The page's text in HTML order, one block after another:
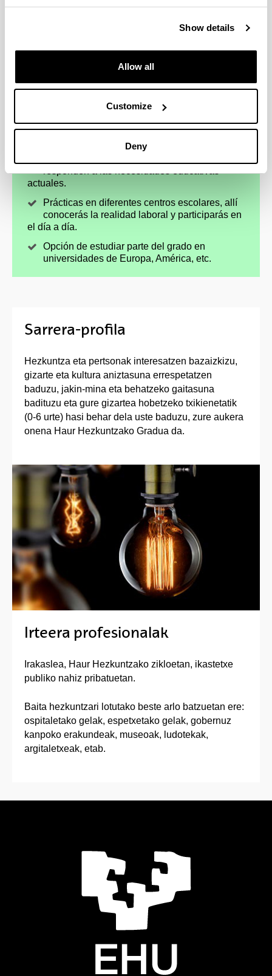
Show details
Allow all
Customize
Deny
4 razones para elegir este grado
tecnología, educación física, expresión plástica
responden a las necesidades educativas
actuales.
Prácticas en diferentes centros escolares, allí
conocerás la realidad laboral y participarás en
el día a día.
Opción de estudiar parte del grado en
universidades de Europa, América, etc.
Sarrera-profila
Hezkuntza eta pertsonak interesatzen bazaizkizu,
gizarte eta kultura aniztasuna errespetatzen
baduzu, jakin-mina eta behatzeko gaitasuna
badituzu eta gure gizartea hobetzeko txikienetatik
(0-6 urte) hasi behar dela uste baduzu, zure aukera
onena Haur Hezkuntzako Gradua da.
Irteera profesionalak
Irakaslea, Haur Hezkuntzako zikloetan, ikastetxe
publiko nahiz pribatuetan.
Baita hezkuntzari lotutako beste arlo batzuetan ere:
ospitaletako gelak, espetxetako gelak, gobernuz
kanpoko erakundeak, museoak, ludotekak,
argitaletxeak, etab.